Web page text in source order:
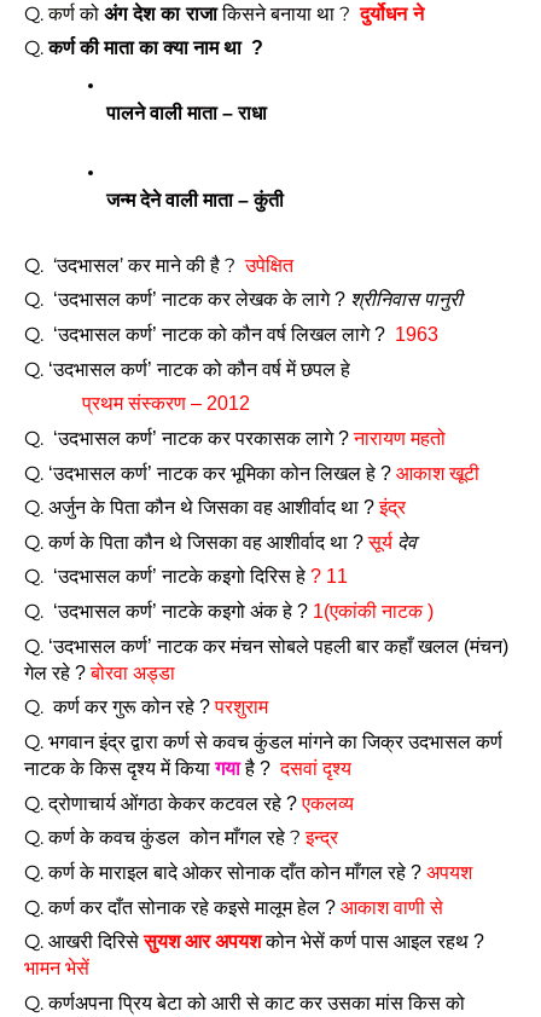
Q. कर्ण को अंग देश का राजा किसने बनाया था ? दुर्योधन ने
Q. कर्ण की माता का क्या नाम था  ?
पालने वाली माता – राधा
जन्म देने वाली माता – कुंती
Q.  ‘उदभासल’ कर माने की है ? उपेक्षित
Q. ‘उदभासल कर्ण’ नाटक कर लेखक के लागे ? श्रीनिवास पानुरी
Q. ‘उदभासल कर्ण’ नाटक को कौन वर्ष लिखल लागे ? 1963
Q. ‘उदभासल कर्ण’ नाटक को कौन वर्ष में छपल हे
प्रथम संस्करण – 2012
Q. ‘उदभासल कर्ण’ नाटक कर परकासक लागे ? नारायण महतो
Q. ‘उदभासल कर्ण’ नाटक कर भूमिका कोन लिखल हे ? आकाश खूटी
Q. अर्जुन के पिता कौन थे जिसका वह आशीर्वाद था ? इंद्र
Q. कर्ण के पिता कौन थे जिसका वह आशीर्वाद था ? सूर्य देव
Q. ‘उदभासल कर्ण’ नाटके कइगो दिरिस हे ? 11
Q. ‘उदभासल कर्ण’ नाटके कइगो अंक हे ? 1(एकांकी नाटक )
Q. ‘उदभासल कर्ण’ नाटक कर मंचन सोबले पहली बार कहाँ खलल (मंचन)
गेल रहे ? बोरवा अड्डा
Q. कर्ण कर गुरू कोन रहे ? परशुराम
Q. भगवान इंद्र द्वारा कर्ण से कवच कुंडल मांगने का जिक्र उदभासल कर्ण
नाटक के किस दृश्य में किया गया है ? दसवां दृश्य
Q. द्रोणाचार्य ओंगठा केकर कटवल रहे ? एकलव्य
Q. कर्ण के कवच कुंडल  कोन माँगल रहे ? इन्द्र
Q. कर्ण के माराइल बादे ओकर सोनाक दाँत कोन माँगल रहे ? अपयश
Q. कर्ण कर दाँत सोनाक रहे कइसे मालूम हेल ? आकाश वाणी से
Q. आखरी दिरिसे सुयश आर अपयश
भामन भेसें
Q. कर्णअपना प्रिय बेटा को आरी से काट कर उसका मांस किस को